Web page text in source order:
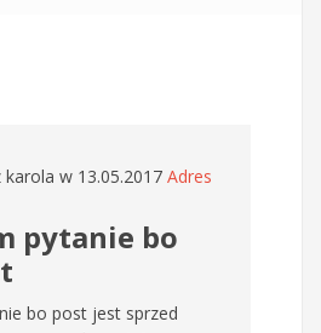
karola w 13.05.2017 Adres
pytanie bo
bo post jest sprzed